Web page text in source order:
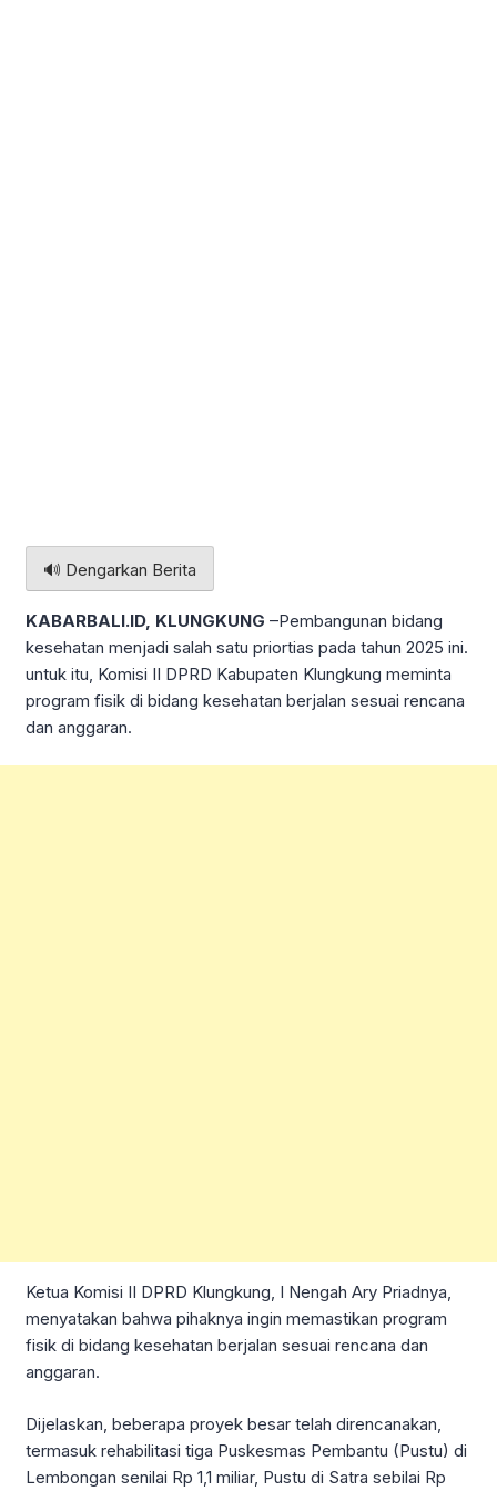
🔊 Dengarkan Berita
KABARBALI.ID, KLUNGKUNG –Pembangunan bidang
kesehatan menjadi salah satu priortias pada tahun 2025 ini.
untuk itu, Komisi II DPRD Kabupaten Klungkung meminta
program fisik di bidang kesehatan berjalan sesuai rencana
dan anggaran.
Ketua Komisi II DPRD Klungkung, I Nengah Ary Priadnya,
menyatakan bahwa pihaknya ingin memastikan program
fisik di bidang kesehatan berjalan sesuai rencana dan
anggaran.
Dijelaskan, beberapa proyek besar telah direncanakan,
termasuk rehabilitasi tiga Puskesmas Pembantu (Pustu) di
Lembongan senilai Rp 1,1 miliar, Pustu di Satra sebilai Rp